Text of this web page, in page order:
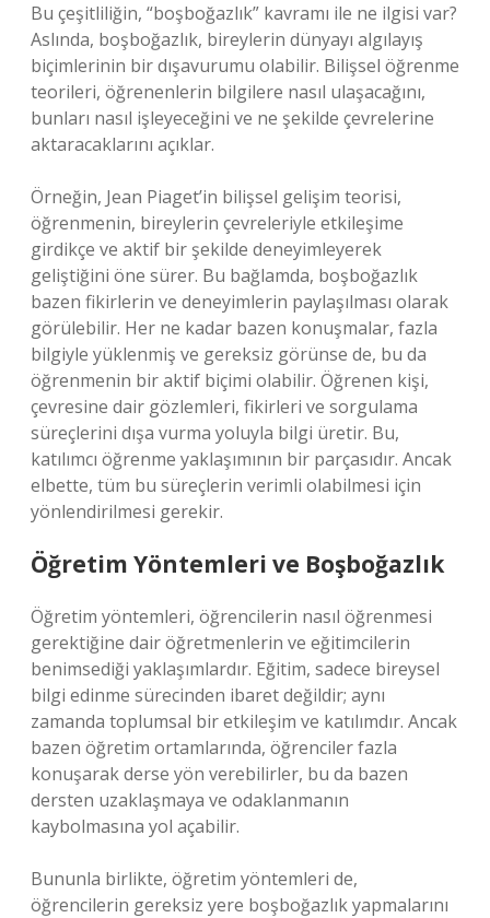
Bu çeşitliliğin, “boşboğazlık” kavramı ile ne ilgisi var?
Aslında, boşboğazlık, bireylerin dünyayı algılayış
biçimlerinin bir dışavurumu olabilir. Bilişsel öğrenme
teorileri, öğrenenlerin bilgilere nasıl ulaşacağını,
bunları nasıl işleyeceğini ve ne şekilde çevrelerine
aktaracaklarını açıklar.
Örneğin, Jean Piaget’in bilişsel gelişim teorisi,
öğrenmenin, bireylerin çevreleriyle etkileşime
girdikçe ve aktif bir şekilde deneyimleyerek
geliştiğini öne sürer. Bu bağlamda, boşboğazlık
bazen fikirlerin ve deneyimlerin paylaşılması olarak
görülebilir. Her ne kadar bazen konuşmalar, fazla
bilgiyle yüklenmiş ve gereksiz görünse de, bu da
öğrenmenin bir aktif biçimi olabilir. Öğrenen kişi,
çevresine dair gözlemleri, fikirleri ve sorgulama
süreçlerini dışa vurma yoluyla bilgi üretir. Bu,
katılımcı öğrenme yaklaşımının bir parçasıdır. Ancak
elbette, tüm bu süreçlerin verimli olabilmesi için
yönlendirilmesi gerekir.
Öğretim Yöntemleri ve Boşboğazlık
Öğretim yöntemleri, öğrencilerin nasıl öğrenmesi
gerektiğine dair öğretmenlerin ve eğitimcilerin
benimsediği yaklaşımlardır. Eğitim, sadece bireysel
bilgi edinme sürecinden ibaret değildir; aynı
zamanda toplumsal bir etkileşim ve katılımdır. Ancak
bazen öğretim ortamlarında, öğrenciler fazla
konuşarak derse yön verebilirler, bu da bazen
dersten uzaklaşmaya ve odaklanmanın
kaybolmasına yol açabilir.
Bununla birlikte, öğretim yöntemleri de,
öğrencilerin gereksiz yere boşboğazlık yapmalarını